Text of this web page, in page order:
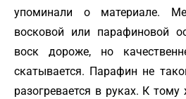
упоминали о материале.
восковой или парафиновой
воск дороже, но
скатывается. Парафин не
разогревается в руках. К